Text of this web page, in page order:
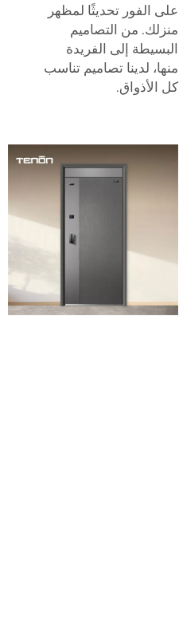
على الفور تحديثًا لمظهر
منزلك. من التصاميم
البسيطة إلى الفريدة
منها، لدينا تصاميم تناسب
كل الأذواق.